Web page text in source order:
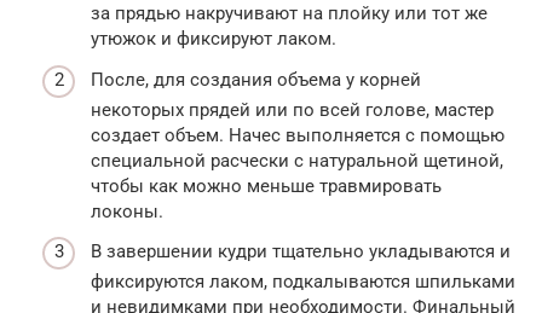
за прядью накручивают на плойку или тот же
утюжок и фиксируют лаком.
После, для создания объема у корней
некоторых прядей или по всей голове, мастер
создает объем. Начес выполняется с помощью
специальной расчески с натуральной щетиной,
чтобы как можно меньше травмировать
локоны.
В завершении кудри тщательно укладываются и
фиксируются лаком, подкалываются шпильками
и невидимками при необходимости. Финальный